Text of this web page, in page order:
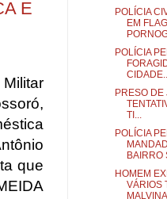
E
que
POLÍCIA
EM
POLÍCIA
PRESO DE
TI...
POLÍCIA
BAIRRO
HOMEM
VÁRIOS